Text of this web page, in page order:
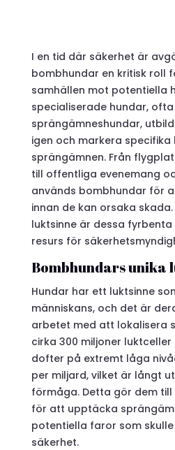
I en tid där säkerhet är
bombhundar en kritisk roll
samhällen mot potentiella
specialiserade hundar,
sprängämneshundar,
igen och markera
sprängämnen. Från
till offentliga evenemang
används bombhundar för
innan de kan orsaka
luktsinne är dessa
resurs för
Bombhundars unika
Hundar har ett luktsinne
människans, och det är
arbetet med att lokalisera
cirka 300 miljoner
dofter på extremt låga
per miljard, vilket är långt
förmåga. Detta gör dem
för att upptäcka
potentiella faror som
säkerhet.